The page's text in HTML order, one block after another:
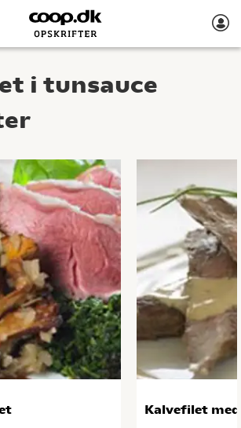
i tunsauce
Kalvefilet